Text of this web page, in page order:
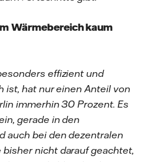
Wärmebereich kaum
effizient und
ist, hat nur einen Anteil von
immerhin 30 Prozent. Es
gerade in den
auch bei den dezentralen
nicht darauf geachtet,